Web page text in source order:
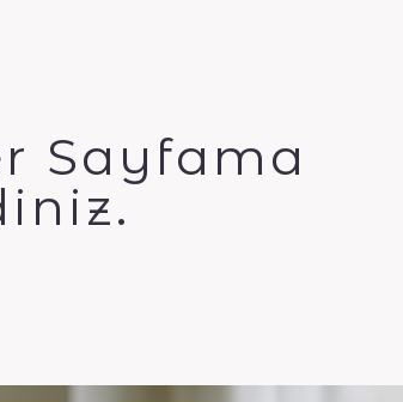
Sayfama